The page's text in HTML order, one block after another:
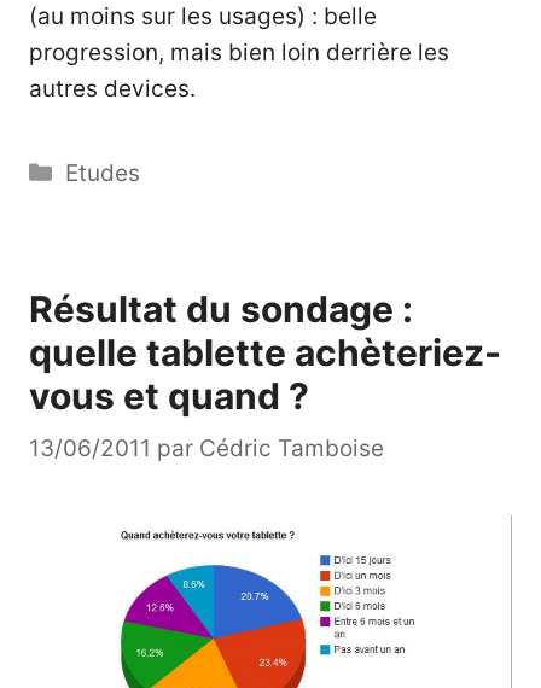
(au moins sur les usages) : belle
progression, mais bien loin derrière les
autres devices.
Catégories
Etudes
Résultat du sondage :
quelle tablette achèteriez-
vous et quand ?
13/06/2011 par Cédric Tamboise